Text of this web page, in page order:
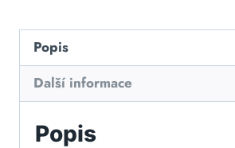
Popis
Další informace
Popis